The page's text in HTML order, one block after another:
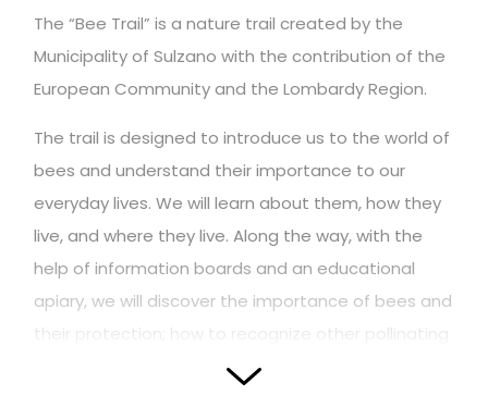
The “Bee Trail” is a nature trail created by the
Municipality of Sulzano with the contribution of the
European Community and the Lombardy Region.
The trail is designed to introduce us to the world of
bees and understand their importance to our
everyday lives. We will learn about them, how they
live, and where they live. Along the way, with the
help of information boards and an educational
apiary, we will discover the importance of bees and
their protection; how to recognize other pollinating
bees; where bees live, what they produce, and how